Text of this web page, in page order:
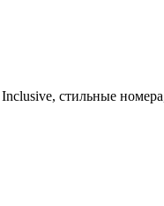
стильные